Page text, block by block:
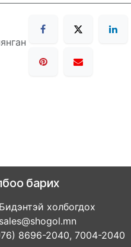
барих
Бидэнтэй холбогдох
sales@shogol.mn
8696-2040, 7004-2040